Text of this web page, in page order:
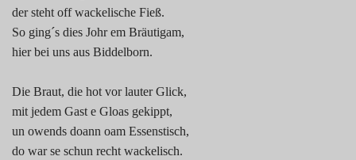
der steht off wackelische Fieß.
So ging´s dies Johr em Bräutigam,
hier bei uns aus Biddelborn.
Die Braut, die hot vor lauter Glick,
mit jedem Gast e Gloas gekippt,
un owends doann oam Essenstisch,
do war se schun recht wackelisch.